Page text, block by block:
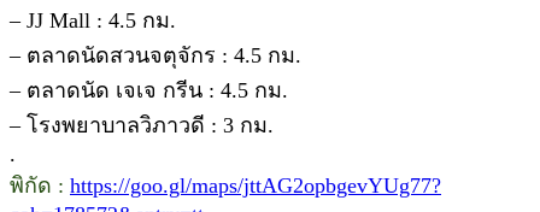
– JJ Mall : 4.5 กม.
– ตลาดนัดสวนจตุจักร : 4.5 กม.
– ตลาดนัด เจเจ กรีน : 4.5 กม.
– โรงพยาบาลวิภาวดี : 3 กม.
.
พิกัด : https://goo.gl/maps/jttAG2opbgevYUg77?